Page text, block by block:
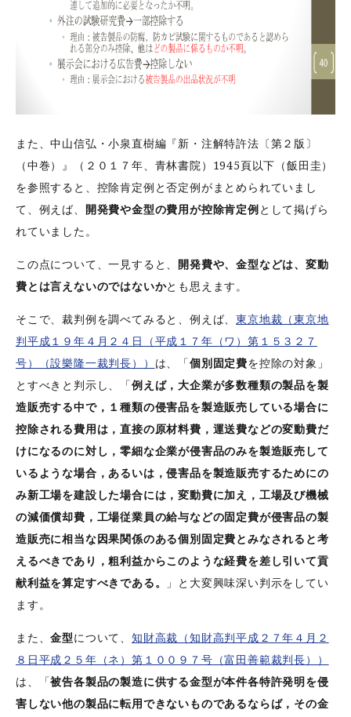
また、中山信弘・小泉直樹編『新・注解特許法〔第２版〕
（中巻）』（２０１７年、青林書院）1945頁以下（飯田圭）
を参照すると、控除肯定例と否定例がまとめられていまし
て、例えば、 開発費や金型の費用が控除肯定例として掲げら
れていました。
この点について、一見すると、開発費や、金型などは、変動
費とは言えないのではないかとも思えます。
そこで、裁判例を調べてみると、例えば、東京地裁（東京地
判平成１９年４月２４日（平成１７年（ワ）第１５３２７
号）（設樂隆一裁判長）） は、「個別固定費を控除の対象」
とすべきと判示し、「例えば，大企業が多数種類の製品を製
造販売する中で，１種類の侵害品を製造販売している場合に
控除される費用は，直接の原材料費，運送費などの変動費だ
けになるのに対し，零細な企業が侵害品のみを製造販売して
いるような場合，あるいは，侵害品を製造販売するためにの
み新工場を建設した場合には，変動費に加え，工場及び機械
の減価償却費，工場従業員の給与などの固定費が侵害品の製
造販売に相当な因果関係のある個別固定費とみなされると考
えるべきであり，粗利益からこのような経費を差し引いて貢
献利益を算定すべきである。
」と大変興味深い判示をしてい
ます。
また、金型について、知財高裁（知財高判平成２７年４月２
８日平成２５年（ネ）第１００９７号（富田善範裁判長））
は、「被告各製品の製造に供する金型が本件各特許発明を侵
害しない他の製品に転用できないものであるならば，その金